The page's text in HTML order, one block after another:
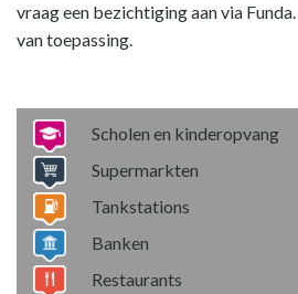
vraag een bezichtiging aan via
van toepassing.
Scholen en kinderopvang
Supermarkten
Tankstations
Banken
Restaurants